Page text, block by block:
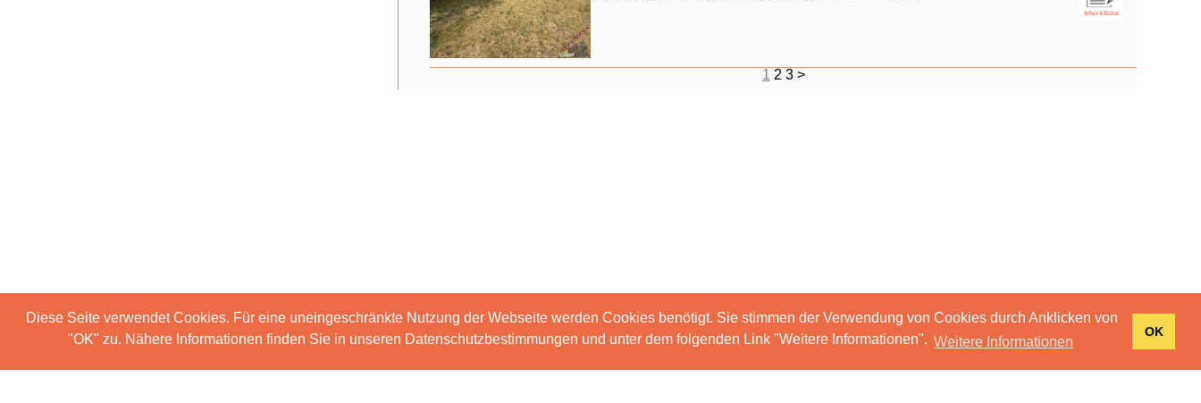
Diese Seite verwendet Cookies. Für eine uneingeschränkte Nutzung der Webseite werden Cookies benötigt. Sie stimmen der Verwendung von Cookies durch Anklicken von
"OK" zu. Nähere Informationen finden Sie in unseren Datenschutzbestimmungen und unter dem folgenden Link "Weitere Informationen". Weitere Informationen
OK
1 2 3>